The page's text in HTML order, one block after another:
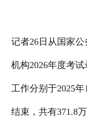
记者26日从国家
机构2026年度考
工作分别于2025年
结束，共有371.8